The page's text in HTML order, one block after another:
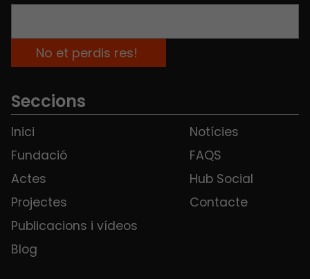
Seccions
Inici
Fundació
Actes
Projectes
Publicacions i vídeos
Blog
Notícies
FAQS
Hub Social
Contacte